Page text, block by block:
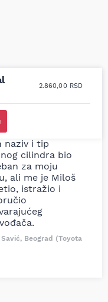
2.860,00 RSD
usluga i
prodavci.
bio siguran koji je
naziv i tip
cilindra bio
za moju
ali me je Miloš
istražio i
Beograd (Toyota